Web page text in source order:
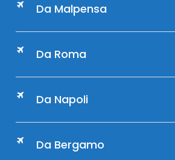
Da Malpensa
Da Roma
Da Napoli
Da Bergamo